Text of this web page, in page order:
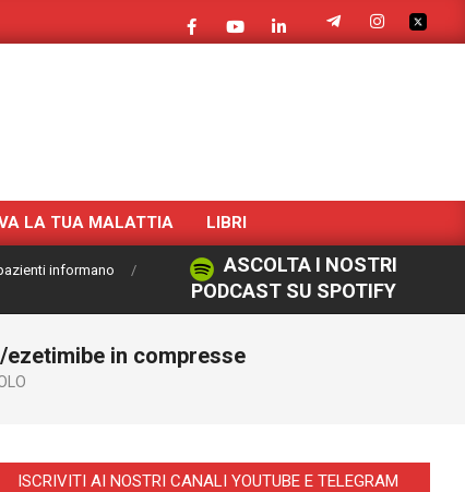
LA TUA MALATTIA LIBRI
informano
ASCOLTA I NOSTRI
PODCAST SU SPOTIFY
in compresse
ISCRIVITI AI NOSTRI CANALI YOUTUBE E TELEGRAM